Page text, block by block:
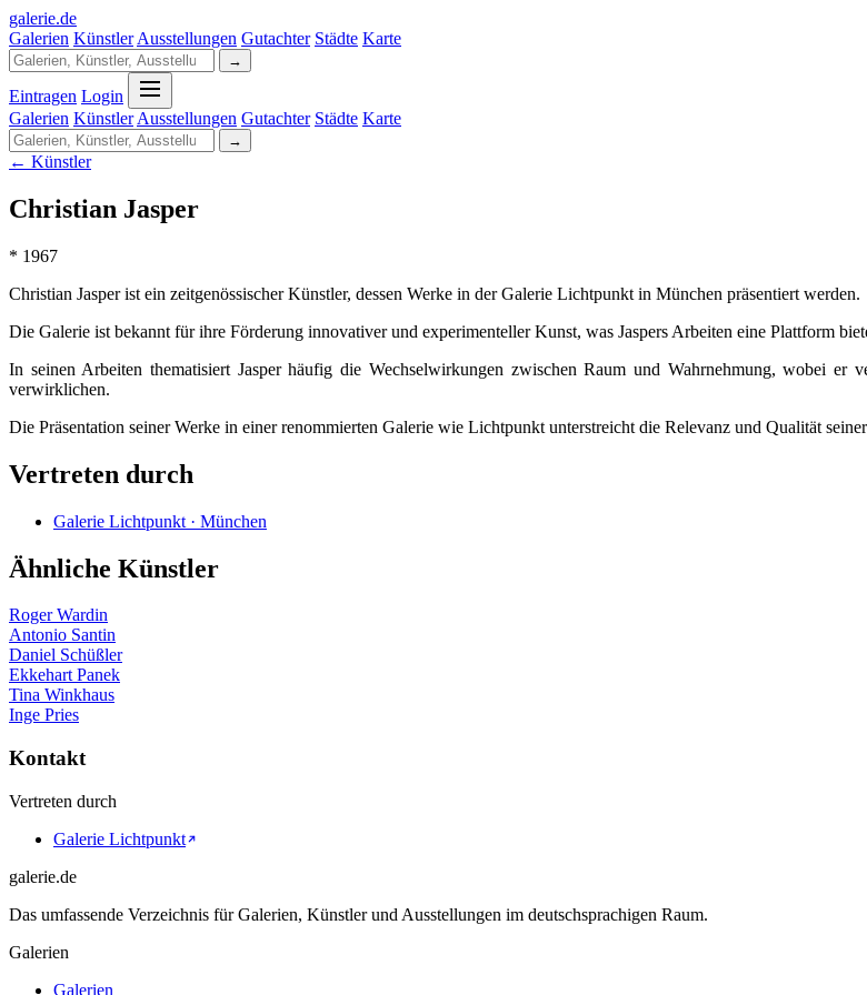
galerie.de
Galerien Künstler Ausstellungen Gutachter Städte Karte
→
Eintragen Login
Galerien Künstler Ausstellungen Gutachter Städte Karte
→
← Künstler
Christian Jasper
* 1967
Christian Jasper ist ein zeitgenössischer Künstler, dessen Werke in der Galerie Lichtpunkt in München präsentiert werden.
Die Galerie ist bekannt für ihre Förderung innovativer und experimenteller Kunst, was Jaspers Arbeiten eine Plattform
In seinen Arbeiten thematisiert Jasper häufig die Wechselwirkungen zwischen Raum und Wahrnehmung, wobei er
verwirklichen.
Die Präsentation seiner Werke in einer renommierten Galerie wie Lichtpunkt unterstreicht die Relevanz und Qualität
Vertreten durch
Galerie Lichtpunkt · München
Ähnliche Künstler
Roger Wardin
Antonio Santin
Daniel Schüßler
Ekkehart Panek
Tina Winkhaus
Inge Pries
Kontakt
Vertreten durch
Galerie Lichtpunkt
galerie.de
Das umfassende Verzeichnis für Galerien, Künstler und Ausstellungen im deutschsprachigen Raum.
Galerien
Galerien